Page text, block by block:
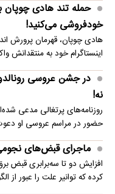
حمله تند هادی چوپان
خودفروشی می‌کنید!
هادی چوپان، قهرمان پرورش
اینستاگرام خود به منتقدانش
در جشن عروسی
نه!
روزنامه‌های پرتغالی مدعی
حضور در مراسم عروسی او
ماجرای قبض‌های
افزایش دو تا سه‌برابری قبض
کرده که توانیر علت را عبور